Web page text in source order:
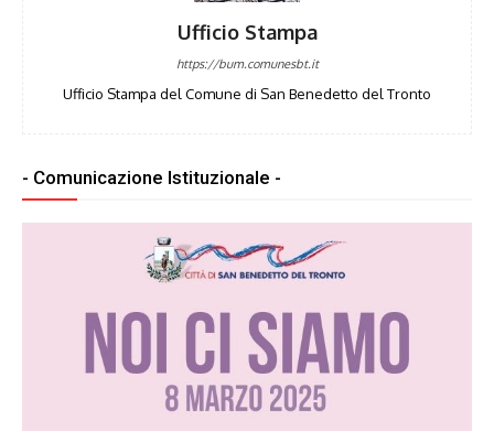
Ufficio Stampa
https://bum.comunesbt.it
Ufficio Stampa del Comune di San Benedetto del Tronto
- Comunicazione Istituzionale -